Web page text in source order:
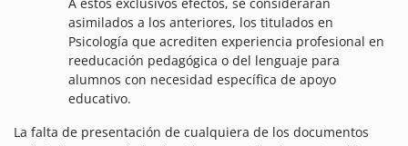
asimilados a los anteriores, los titulados en
Psicología que acrediten experiencia profesional en
reeducación pedagógica o del lenguaje para
alumnos con necesidad específica de apoyo
educativo.
La falta de presentación de cualquiera de los documentos